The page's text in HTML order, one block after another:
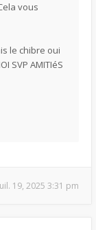
vous
le chibre oui
SVP AMITIéS
19, 2025 3:31 pm